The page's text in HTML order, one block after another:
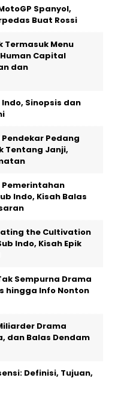
Spanyol,
Buat Rossi
Termasuk Menu
Capital
dan
Sinopsis dan
Pedang
Tentang Janji,
Pemerintahan
Indo, Kisah Balas
the Cultivation
Indo, Kisah Epik
Sempurna Drama
hingga Info Nonton
Drama
dan Balas Dendam
Definisi, Tujuan,